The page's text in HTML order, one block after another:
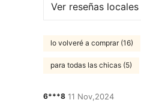
Ver reseñas locales
lo volveré a comprar (16)
para todas las chicas (5)
6***8 11 Nov,2024